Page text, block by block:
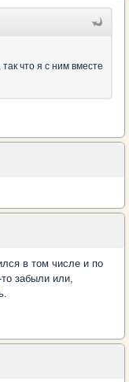
что я с ним вместе
в том числе и по
забыли или,